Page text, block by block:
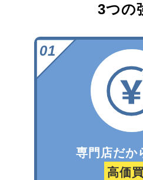
3つの
専門店だか
高価